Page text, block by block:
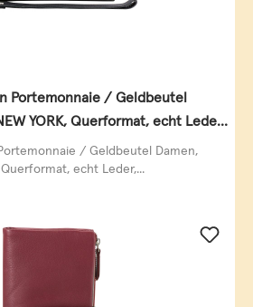
Portemonnaie / Geldbeutel
YORK, Querformat, echt Leder,
/ Geldbeutel Damen,
echt Leder,...